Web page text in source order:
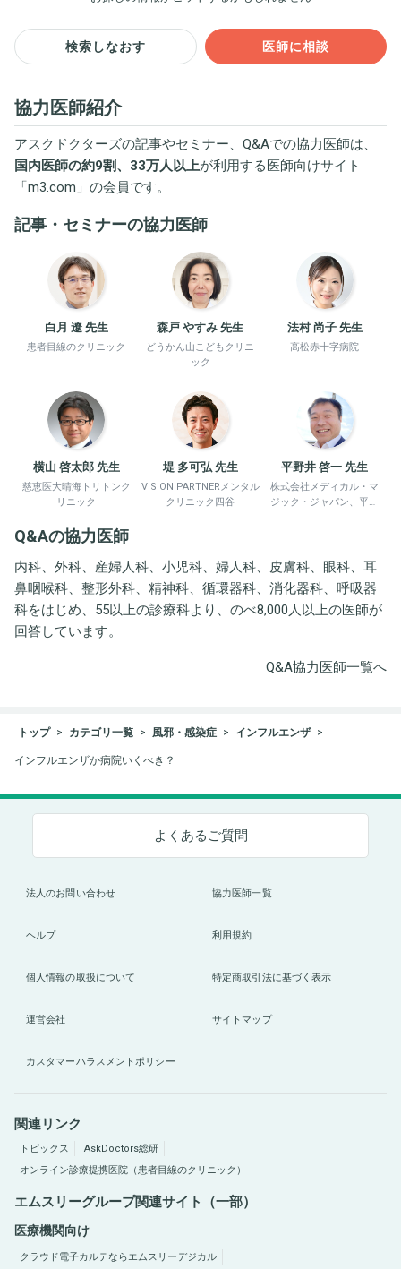
検索しなおす 医師に相談
協力医師紹介
アスクドクターズの記事やセミナー、Q&Aでの協力医師は、
国内医師の約9割、33万人以上が利用する医師向けサイト
「m3.com 」の会員です。
記事・セミナーの協力医師
白月 遼 先生
患者目線のクリニック
森戸 やすみ 先生
どうかん山こどもクリニ
ック
法村 尚子 先生
高松赤十字病院
横山 啓太郎 先生
慈恵医大晴海トリトンク
リニック
堤 多可弘 先生
VISION PARTNERメンタル
クリニック四谷
平野井 啓一 先生
株式会社メディカル・マ
ジック・ジャパン、平野
Q&Aの協力医師
内科、外科、産婦人科、小児科、婦人科、皮膚科、眼科、耳
鼻咽喉科、整形外科、精神科、循環器科、消化器科、呼吸器
科をはじめ、55以上の診療科より、のべ8,000人以上の医師が
回答しています。
Q&A協力医師一覧へ
トップ カテゴリ一覧 風邪・感染症 インフルエンザ
インフルエンザか病院いくべき？
よくあるご質問
法人のお問い合わせ 協力医師一覧
ヘルプ 利用規約
個人情報の取扱について 特定商取引法に基づく表示
運営会社 サイトマップ
カスタマーハラスメントポリシー
関連リンク
トピックス
AskDoctors総研
オンライン診療提携医院（患者目線のクリニック）
エムスリーグループ関連サイト（一部）
医療機関向け
クラウド電子カルテならエムスリーデジカル